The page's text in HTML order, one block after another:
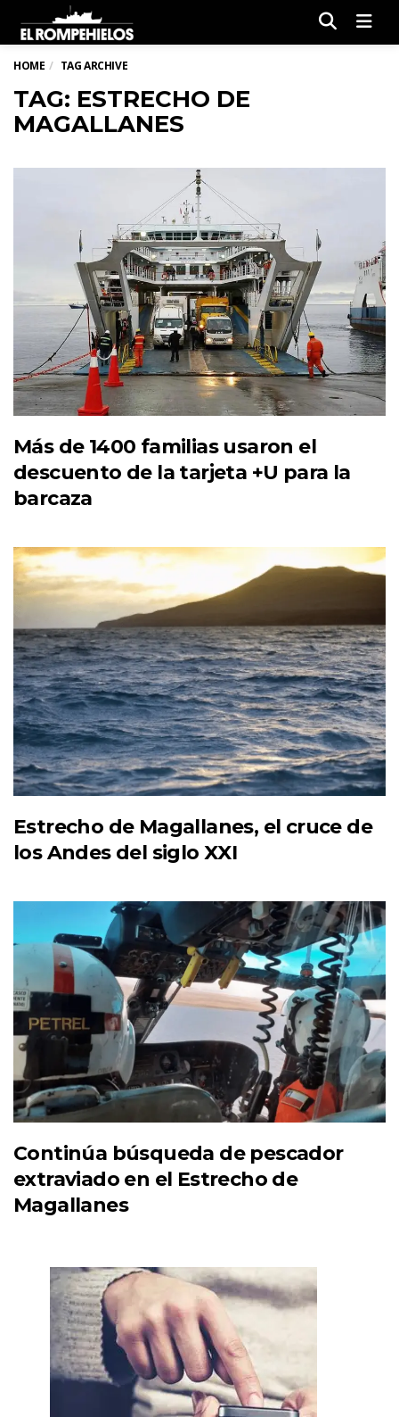
HOME TAG ARCHIVE
TAG: ESTRECHO DE
MAGALLANES
Más de 1400 familias usaron el
descuento de la tarjeta +U para la
barcaza
Estrecho de Magallanes, el cruce de
los Andes del siglo XXI
Continúa búsqueda de pescador
extraviado en el Estrecho de
Magallanes